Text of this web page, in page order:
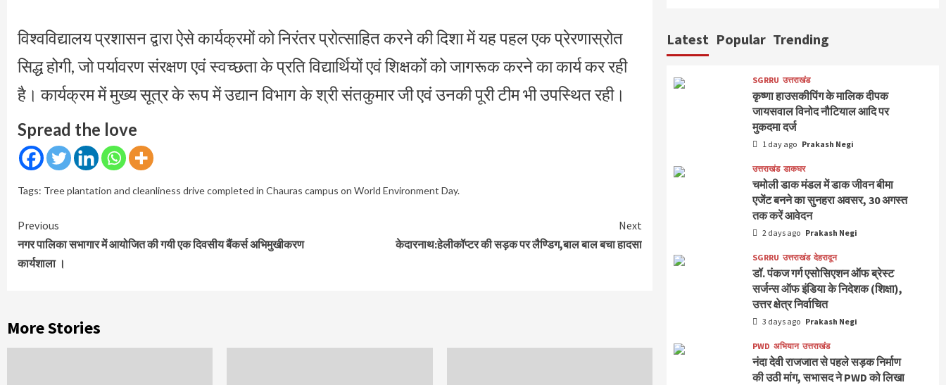
विश्वविद्यालय प्रशासन द्वारा ऐसे कार्यक्रमों को निरंतर प्रोत्साहित करने की दिशा में यह पहल एक प्रेरणास्रोत
सिद्ध होगी, जो पर्यावरण संरक्षण एवं स्वच्छता के प्रति विद्यार्थियों एवं शिक्षकों को जागरूक करने का कार्य कर रही
है। कार्यक्रम में मुख्य सूत्र के रूप में उद्यान विभाग के श्री संतकुमार जी एवं उनकी पूरी टीम भी उपस्थित रही।
Spread the love
Tags: Tree plantation and cleanliness drive completed in Chauras campus on World Environment Day.
Continue
Reading
Previous
नगर पालिका सभागार में आयोजित की गयी एक दिवसीय बैंकर्स अभिमुखीकरण
कार्यशाला ।
Next
केदारनाथ:हेलीकॉप्टर की सड़क पर लैण्डिग,बाल बाल बचा हादसा
More Stories
Latest Popular Trending
SGRRU उत्तराखंड
कृष्णा हाउसकीपिंग के मालिक दीपक
जायसवाल विनोद नौटियाल आदि पर
मुकदमा दर्ज
1 day ago Prakash Negi
उत्तराखंड डाकघर
चमोली डाक मंडल में डाक जीवन बीमा
एजेंट बनने का सुनहरा अवसर, 30 अगस्त
तक करें आवेदन
2 days ago Prakash Negi
SGRRU उत्तराखंड देहरादून
डॉ. पंकज गर्ग एसोसिएशन ऑफ ब्रेस्ट
सर्जन्स ऑफ इंडिया के निदेशक (शिक्षा),
उत्तर क्षेत्र निर्वाचित
3 days ago Prakash Negi
PWD अभियान उत्तराखंड
नंदा देवी राजजात से पहले सड़क निर्माण
की उठी मांग, सभासद ने PWD को लिखा